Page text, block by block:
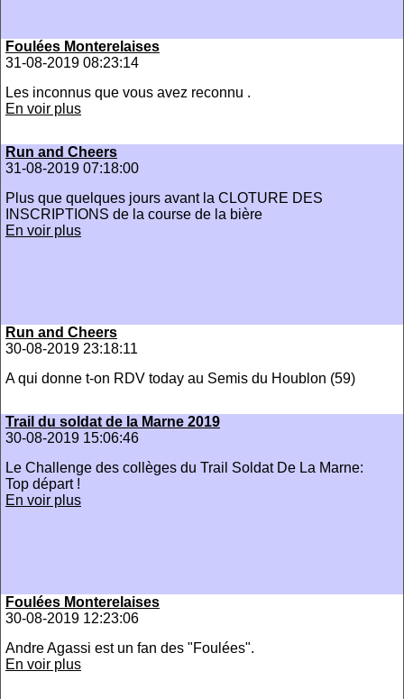
Foulées Monterelaises
31-08-2019 08:23:14
Les inconnus que vous avez reconnu .
En voir plus
Run and Cheers
31-08-2019 07:18:00
Plus que quelques jours avant la CLOTURE DES
INSCRIPTIONS de la course de la bière
En voir plus
Run and Cheers
30-08-2019 23:18:11
A qui donne t-on RDV today au Semis du Houblon (59)
Trail du soldat de la Marne 2019
30-08-2019 15:06:46
Le Challenge des collèges du Trail Soldat De La Marne:
Top départ !
En voir plus
Foulées Monterelaises
30-08-2019 12:23:06
Andre Agassi est un fan des "Foulées".
En voir plus